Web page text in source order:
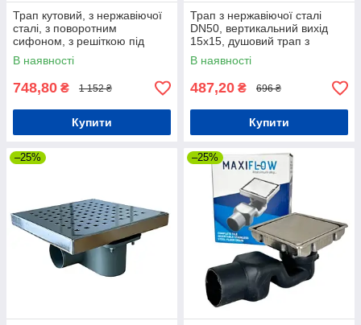
Трап кутовий, з нержавіючої
сталі, з поворотним
сифоном, з решіткою під
плитку
В наявності
748,80 ₴ 1 152 ₴
Купити
Трап з нержавіючої сталі
DN50, вертикальний вихід
15х15, душовий трап з
гідрозатвором
В наявності
487,20 ₴ 696 ₴
Купити
–25% –25%